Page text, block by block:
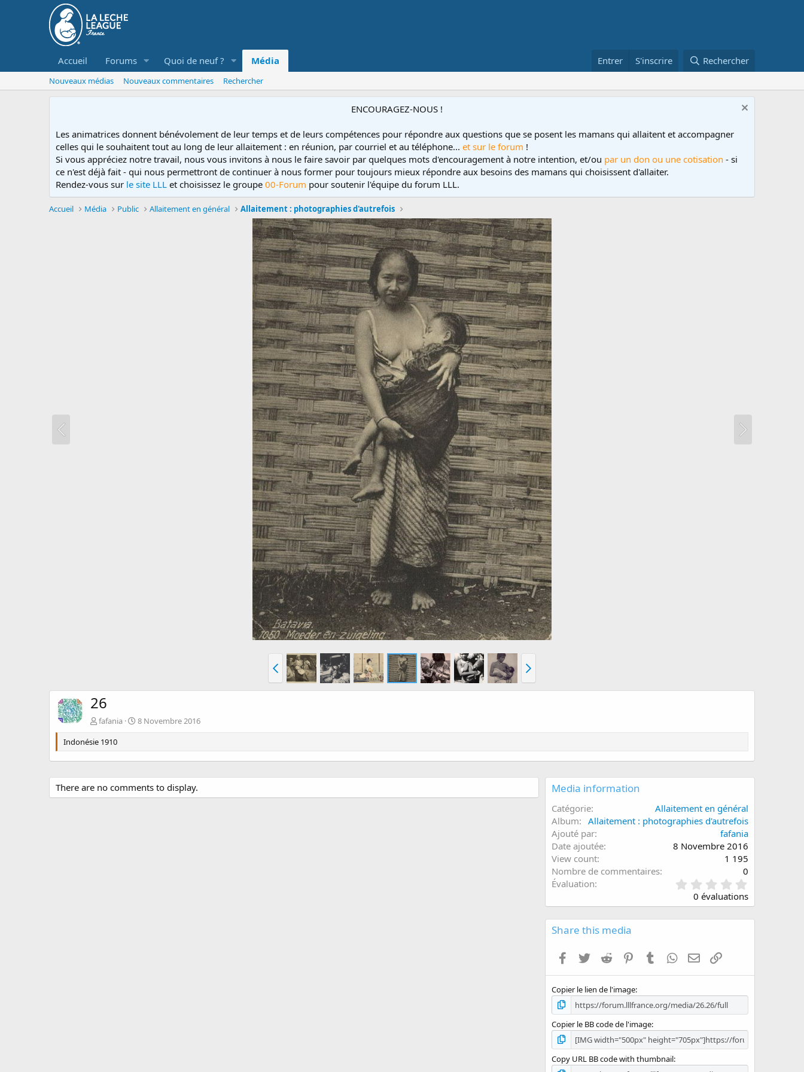
Accueil Forums Quoi de neuf ? Média Entrer S'inscrire Rechercher
Nouveaux médias Nouveaux commentaires Rechercher
ENCOURAGEZ-NOUS !
Les animatrices donnent bénévolement de leur temps et de leurs compétences pour répondre aux questions que se posent les mamans qui allaitent et accompagner
celles qui le souhaitent tout au long de leur allaitement : en réunion, par courriel et au téléphone... et sur le forum !
Si vous appréciez notre travail, nous vous invitons à nous le faire savoir par quelques mots d'encouragement à notre intention, et/ou par un don ou une cotisation - si
ce n'est déjà fait - qui nous permettront de continuer à nous former pour toujours mieux répondre aux besoins des mamans qui choisissent d'allaiter.
Rendez-vous sur le site LLL et choisissez le groupe 00-Forum pour soutenir l'équipe du forum LLL.
Accueil Média Public Allaitement en général Allaitement : photographies d'autrefois
26
fafania
8 Novembre 2016
Indonésie 1910
There are no comments to display. Media information
Catégorie
Allaitement en général
Album
Allaitement : photographies d'autrefois
Ajouté par
fafania
Date ajoutée
8 Novembre 2016
View count
1 195
Nombre de commentaires
0
Évaluation
.
0
0
e
)
0 évaluations
Share this media
Facebook
Twitter Reddit PinterestTumblr WhatsApp
E-mail
Copier le lien de l'image
Copier le BB code de l'image
Copy URL BB code with thumbnail